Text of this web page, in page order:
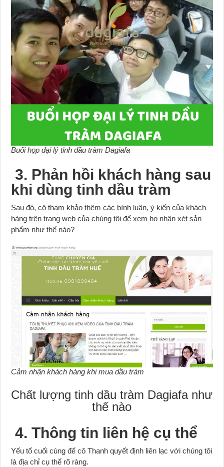
Buổi họp đại lý tinh dầu tràm Dagiafa
3. Phản hồi khách hàng sau
khi dùng tinh dầu tràm
Sau đó, cô tham khảo thêm các bình luận, ý kiến của khách
hàng trên trang web của chúng tôi để xem họ nhận xét sản
phẩm như thế nào?
Cảm nhận khách hàng khi mua dầu tràm
Chất lượng tinh dầu tràm Dagiafa như
thế nào
4. Thông tin liên hệ cụ thể
Yếu tố cuối cùng để cô Thanh quyết định liên lạc với chúng tôi
là địa chỉ cụ thể rõ ràng.